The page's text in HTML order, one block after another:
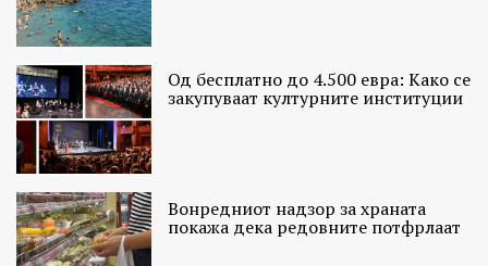
Од бесплатно до 4.500 евра: Како се
закупуваат културните институции
Вонредниот надзор за храната
покажа дека редовните потфрлаат